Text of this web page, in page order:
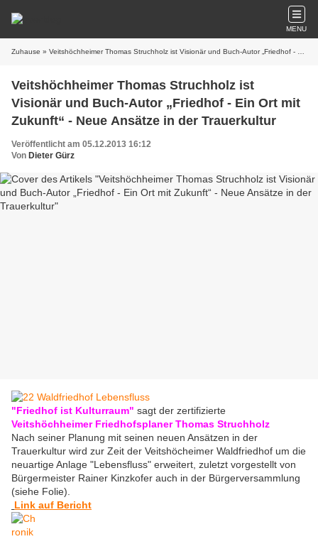
MENU
Zuhause » Veitshöchheimer Thomas Struchholz ist Visionär und Buch-Autor „Friedhof - Ein Ort mit Zukunft“ - Neue Ansätze in der Trauerkultur
Veitshöchheimer Thomas Struchholz ist
Visionär und Buch-Autor „Friedhof - Ein Ort mit
Zukunft“ - Neue Ansätze in der Trauerkultur
Veröffentlicht am 05.12.2013 16:12
Von Dieter Gürz
"Friedhof ist Kulturraum" sagt der zertifizierte
Veitshöchheimer Friedhofsplaner Thomas Struchholz
Nach seiner Planung mit seinen neuen Ansätzen in der
Trauerkultur wird zur Zeit der Veitshöcheimer Waldfriedhof um die
neuartige Anlage "Lebensfluss" erweitert, zuletzt vorgestellt von
Bürgermeister Rainer Kinzkofer auch in der Bürgerversammlung
(siehe Folie).
Link auf Bericht